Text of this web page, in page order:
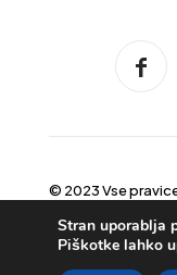
© 2023 Vse
Stran uporablja
Piškotke lahko